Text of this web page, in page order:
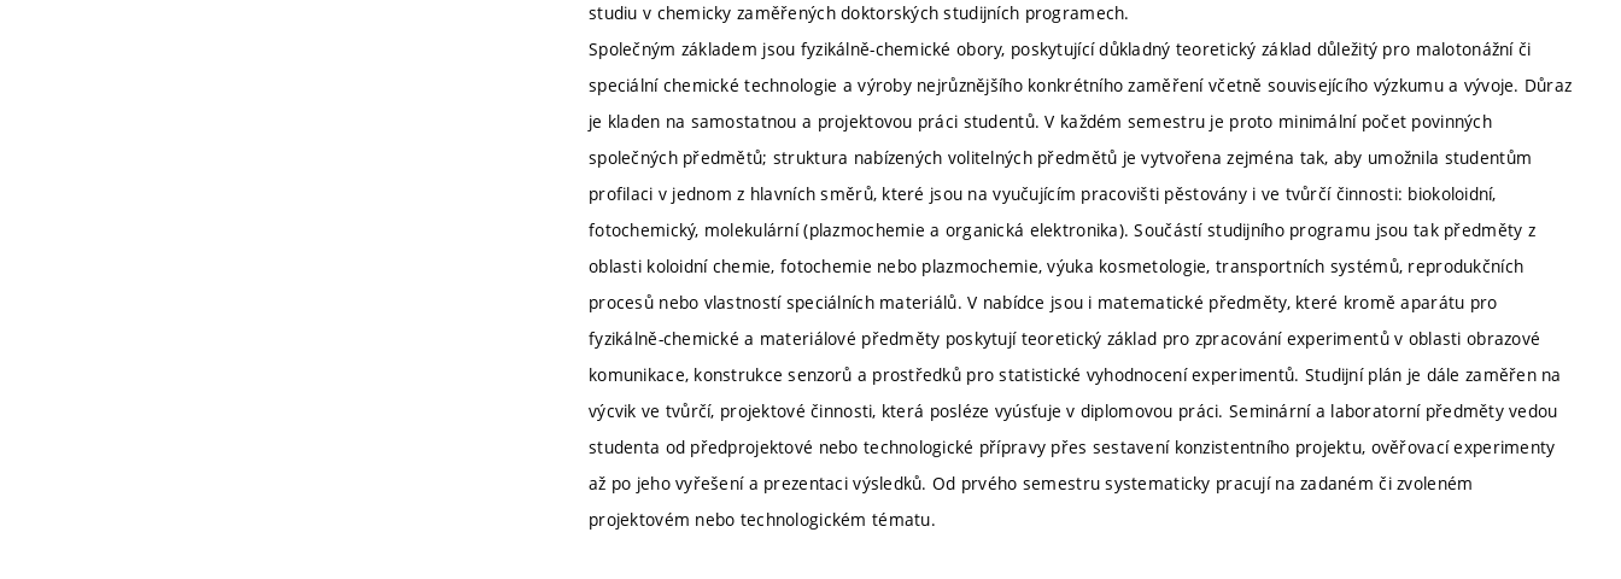
studiu v chemicky zaměřených doktorských studijních programech.
Společným základem jsou fyzikálně-chemické obory, poskytující důkladný teoretický základ důležitý pro malotonážní či
speciální chemické technologie a výroby nejrůznějšího konkrétního zaměření včetně souvisejícího výzkumu a vývoje. Důraz
je kladen na samostatnou a projektovou práci studentů. V každém semestru je proto minimální počet povinných
společných předmětů; struktura nabízených volitelných předmětů je vytvořena zejména tak, aby umožnila studentům
profilaci v jednom z hlavních směrů, které jsou na vyučujícím pracovišti pěstovány i ve tvůrčí činnosti: biokoloidní,
fotochemický, molekulární (plazmochemie a organická elektronika). Součástí studijního programu jsou tak předměty z
oblasti koloidní chemie, fotochemie nebo plazmochemie, výuka kosmetologie, transportních systémů, reprodukčních
procesů nebo vlastností speciálních materiálů. V nabídce jsou i matematické předměty, které kromě aparátu pro
fyzikálně-chemické a materiálové předměty poskytují teoretický základ pro zpracování experimentů v oblasti obrazové
komunikace, konstrukce senzorů a prostředků pro statistické vyhodnocení experimentů. Studijní plán je dále zaměřen na
výcvik ve tvůrčí, projektové činnosti, která posléze vyúsťuje v diplomovou práci. Seminární a laboratorní předměty vedou
studenta od předprojektové nebo technologické přípravy přes sestavení konzistentního projektu, ověřovací experimenty
až po jeho vyřešení a prezentaci výsledků. Od prvého semestru systematicky pracují na zadaném či zvoleném
projektovém nebo technologickém tématu.